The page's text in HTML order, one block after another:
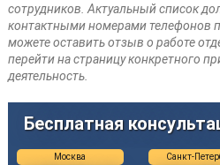
сотрудников. Актуальный список
контактными номерами телефонов
можете оставить отзыв о работе
перейти на страницу конкретного
деятельность.
Бесплатная
Москва Санкт-